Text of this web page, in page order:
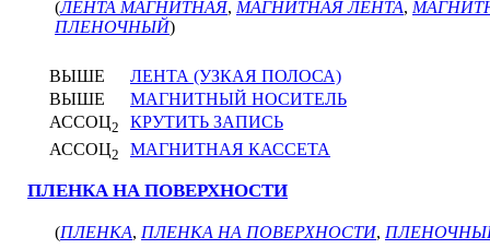
(ЛЕНТА МАГНИТНАЯ, МАГНИТНАЯ ЛЕНТА,
ПЛЕНОЧНЫЙ)
ВЫШЕ
ЛЕНТА (УЗКАЯ ПОЛОСА)
ВЫШЕ
МАГНИТНЫЙ НОСИТЕЛЬ
АССОЦ2
КРУТИТЬ ЗАПИСЬ
АССОЦ2 МАГНИТНАЯ КАССЕТА
ПЛЕНКА НА ПОВЕРХНОСТИ
(ПЛЕНКА, ПЛЕНКА НА ПОВЕРХНОСТИ,